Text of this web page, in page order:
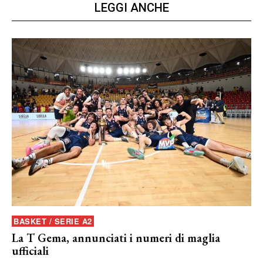
LEGGI ANCHE
BASKET / SERIE A2
La T Gema, annunciati i numeri di maglia
ufficiali